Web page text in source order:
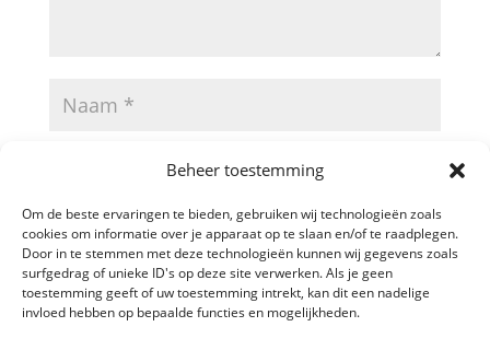
Beheer toestemming
Om de beste ervaringen te bieden, gebruiken wij technologieën zoals
cookies om informatie over je apparaat op te slaan en/of te raadplegen.
Door in te stemmen met deze technologieën kunnen wij gegevens zoals
surfgedrag of unieke ID's op deze site verwerken. Als je geen
toestemming geeft of uw toestemming intrekt, kan dit een nadelige
invloed hebben op bepaalde functies en mogelijkheden.